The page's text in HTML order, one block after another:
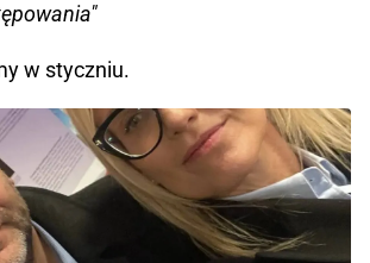
w styczniu.